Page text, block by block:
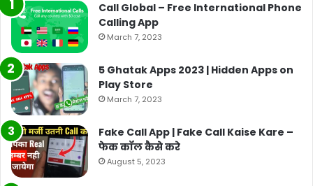
Call Global – Free International Phone
Calling App
March 7, 2023
5 Ghatak Apps 2023 | Hidden Apps on
Play Store
March 7, 2023
Fake Call App | Fake Call Kaise Kare –
फेक कॉल कैसे करे
August 5, 2023